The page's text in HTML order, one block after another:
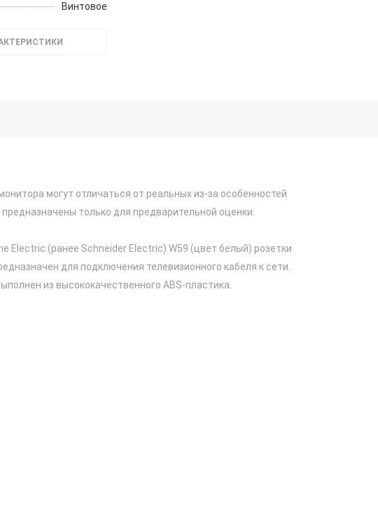
Винтовое
могут отличаться от реальных из-за особенностей
только для предварительной оценки.
Electric (ранее Schneider Electric) W59 (цвет белый) розетки
для подключения телевизионного кабеля к сети.
из высококачественного ABS-пластика.